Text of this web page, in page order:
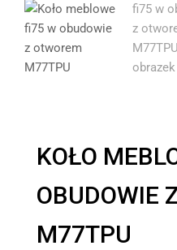
KOŁO
OBUDOWIE
M77TPU